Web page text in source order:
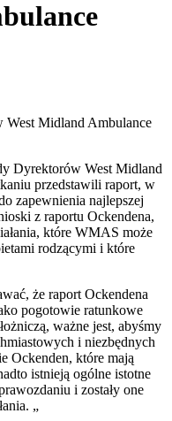
West Midland Ambulance
Dyrektorów West Midland
przedstawili raport, w
zapewnienia najlepszej
z raportu Ockendena,
które WMAS może
rodzącymi i które
że raport Ockendena
pogotowie ratunkowe
ważne jest, abyśmy
i niezbędnych
Ockenden, które mają
istnieją ogólne istotne
i zostały one
„